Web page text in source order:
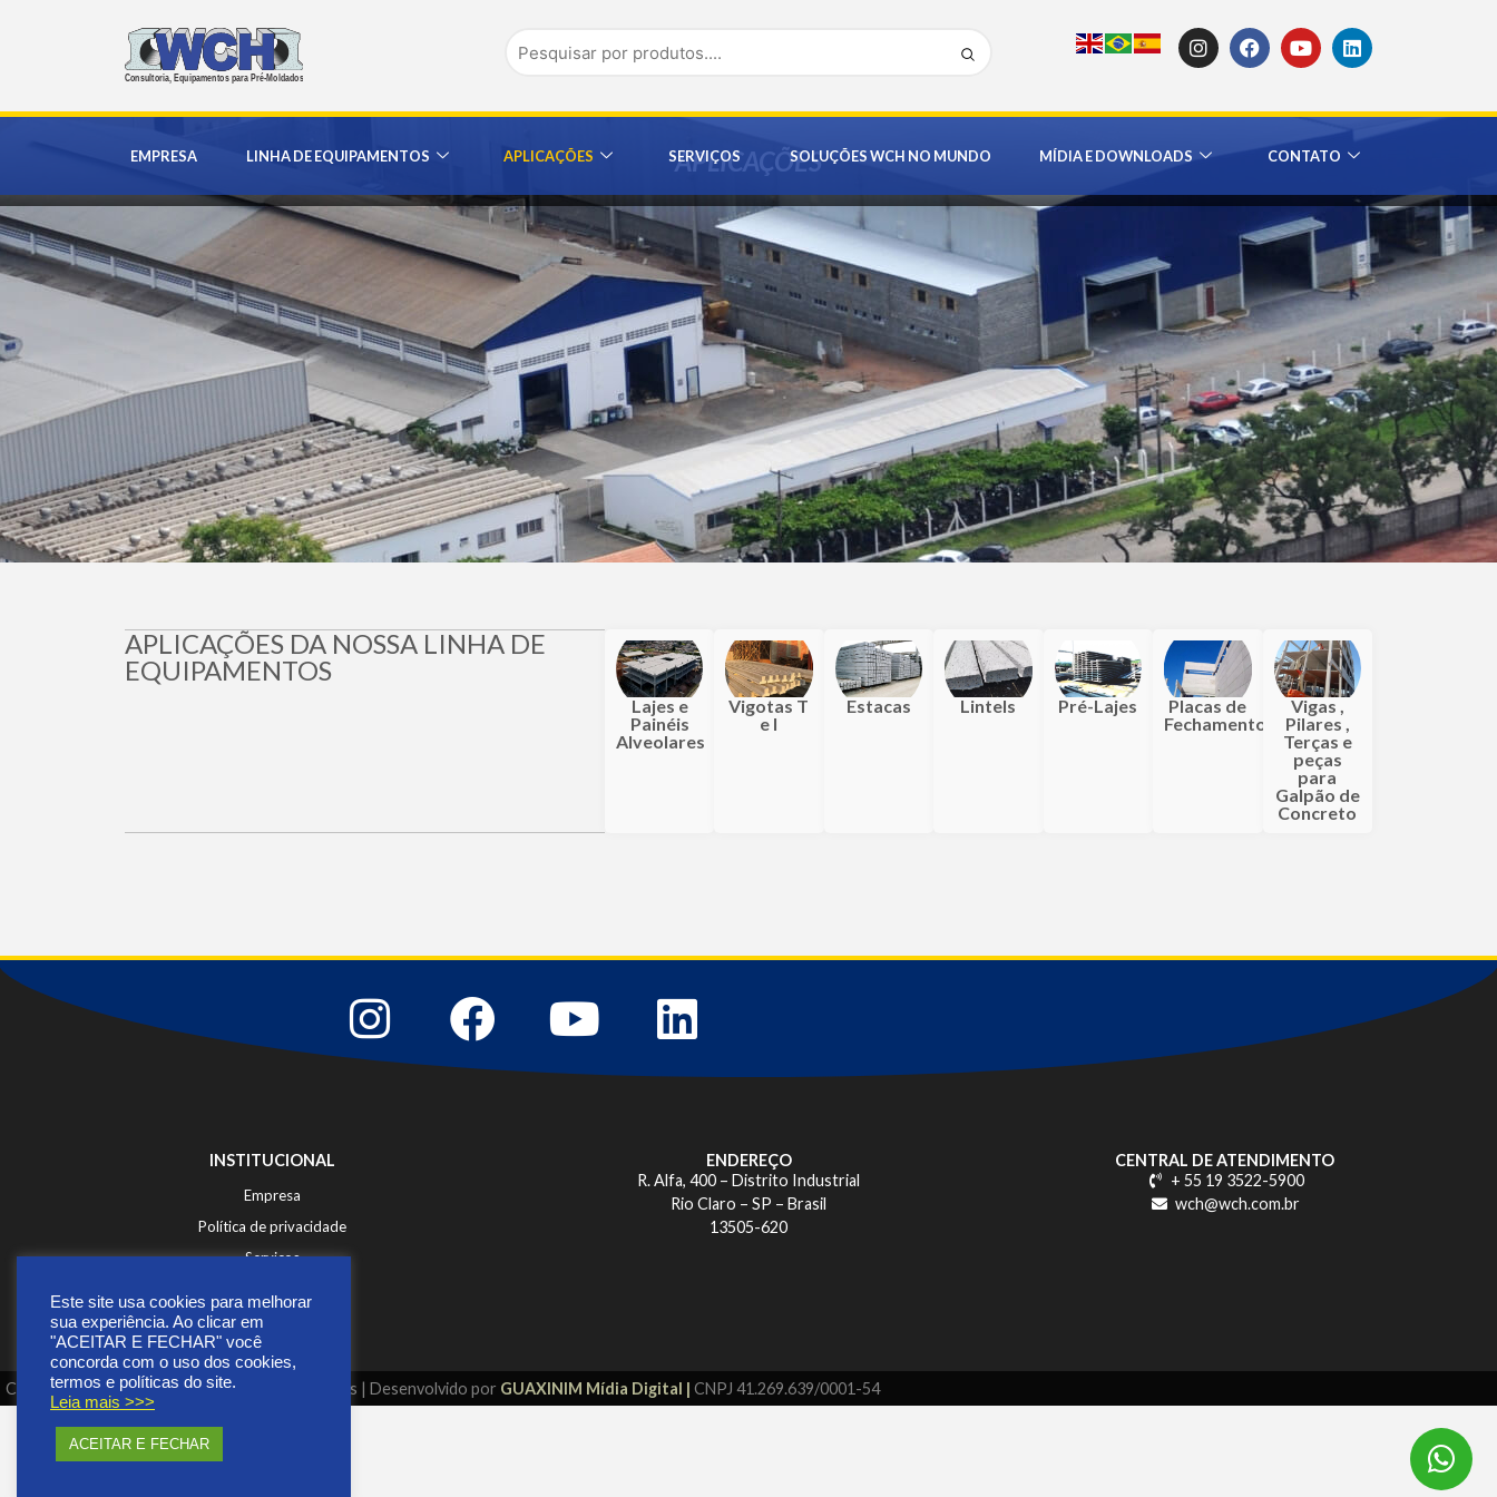
EMPRESA LINHA DE EQUIPAMENTOS APLICAÇÕES SERVIÇOS SOLUÇÕES WCH NO MUNDO MÍDIA E DOWNLOADS CONTATO
APLICAÇÕES
APLICAÇÕES DA NOSSA LINHA DE
EQUIPAMENTOS
Lajes e
Painéis
Alveolares
Vigotas T
e I
Estacas Lintels Pré-Lajes
Placas de
Fechamento
Vigas ,
Pilares ,
Terças e
peças
para
Galpão de
Concreto
INSTITUCIONAL
Empresa
Política de privacidade
Serviços
ENDEREÇO
R. Alfa, 400 – Distrito Industrial
Rio Claro – SP – Brasil
13505-620
CENTRAL DE ATENDIMENTO
+ 55 19 3522-5900
wch@wch.com.br
Copyright © 2026 | Todos os direitos reservados | Desenvolvido por GUAXINIM Mídia Digital | CNPJ 41.269.639/0001-54
Este site usa cookies para melhorar
sua experiência. Ao clicar em
"ACEITAR E FECHAR" você
concorda com o uso dos cookies,
termos e políticas do site.
Leia mais >>>
ACEITAR E FECHAR